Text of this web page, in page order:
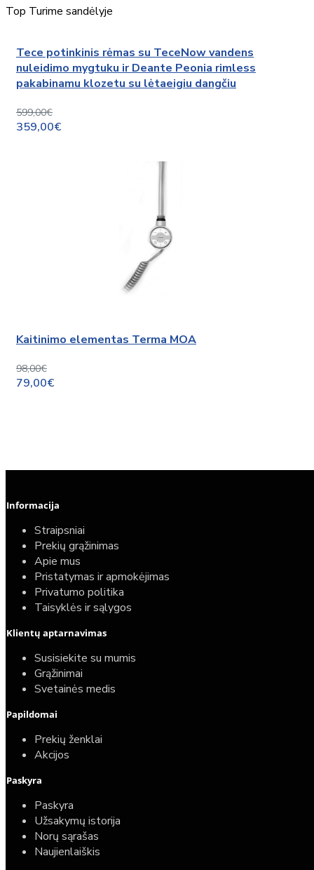
Top Turime sandėlyje
Tece potinkinis rėmas su TeceNow vandens
nuleidimo mygtuku ir Deante Peonia rimless
pakabinamu klozetu su lėtaeigiu dangčiu
599,00€
359,00€
Kaitinimo elementas Terma MOA
98,00€
79,00€
Elektrinio gyvatuko paruošimo paslauga
40,00€
25,00€
Informacija
Straipsniai
Prekių grąžinimas
Apie mus
Pristatymas ir apmokėjimas
Privatumo politika
Taisyklės ir sąlygos
Klientų aptarnavimas
Susisiekite su mumis
Grąžinimai
Svetainės medis
Papildomai
Prekių ženklai
Akcijos
Paskyra
Paskyra
Užsakymų istorija
Norų sąrašas
Naujienlaiškis